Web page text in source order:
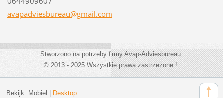
avapadviesbureau@gmail.com
Stworzono na potrzeby firmy Avap-Adviesbureau.
© 2013 - 2025 Wszystkie prawa zastrzeżone !.
Bekijk: Mobiel Desktop